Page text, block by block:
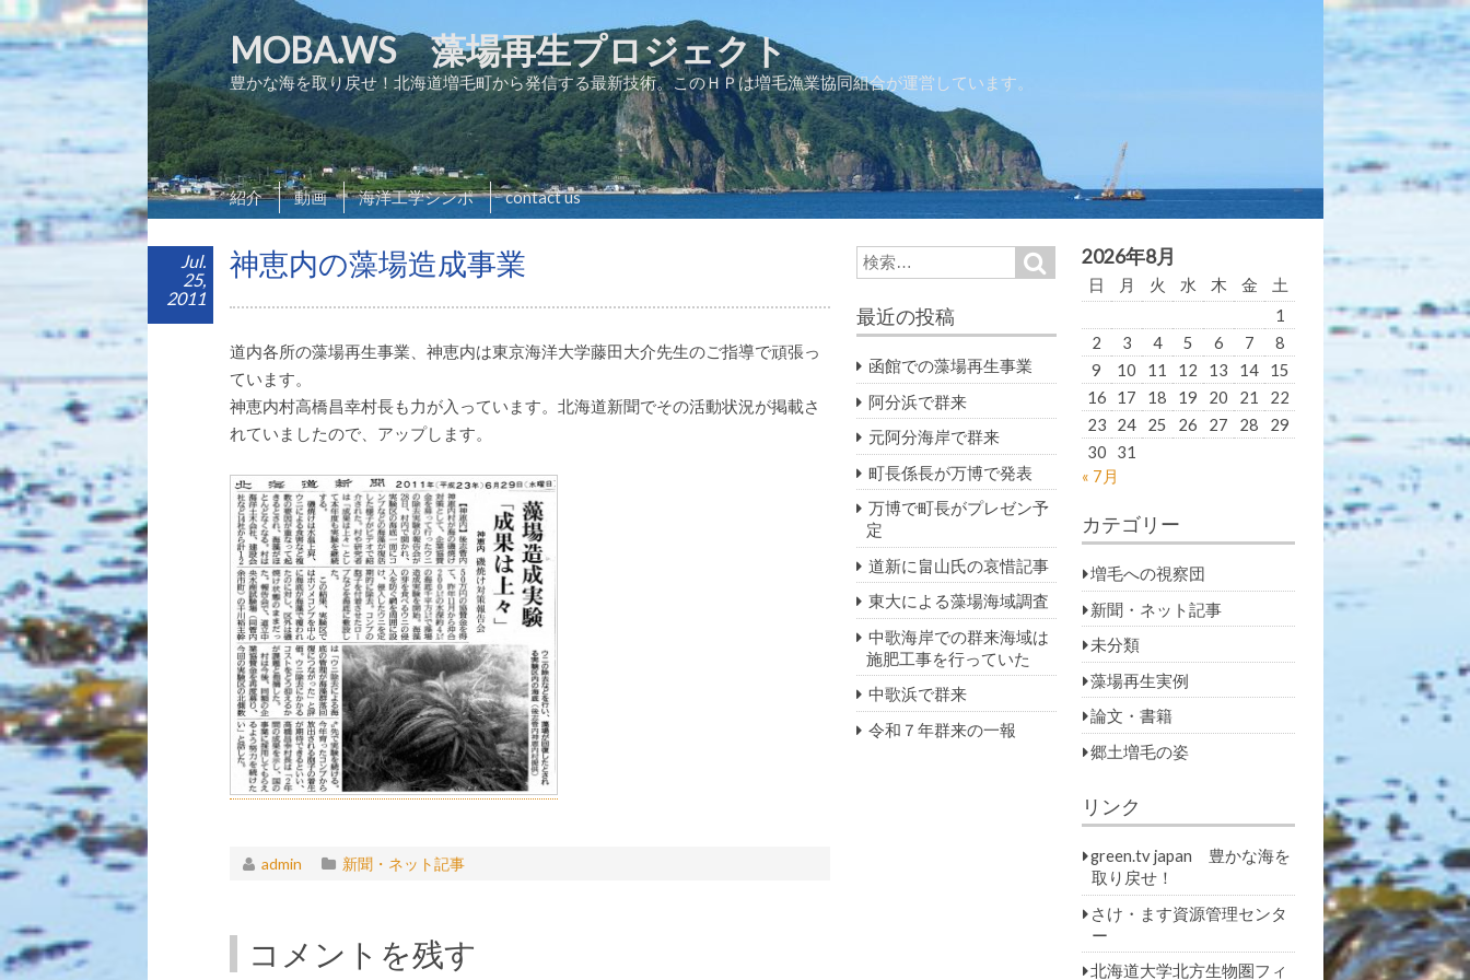
MOBA.WS 藻場再生プロジェクト
豊かな海を取り戻せ！北海道増毛町から発信する最新技術。このＨＰは増毛漁業協同組合が運営しています。
紹介 動画 海洋工学シンポ contact us
神恵内の藻場造成事業
Jul.
25,
2011
道内各所の藻場再生事業、神恵内は東京海洋大学藤田大介先生のご指導で頑張っ
ています。
神恵内村高橋昌幸村長も力が入っています。北海道新聞でその活動状況が掲載さ
れていましたので、アップします。
admin 新聞・ネット記事
コメントを残す
S
e
r
c
h
f
o
r:
h
最近の投稿
函館での藻場再生事業
阿分浜で群来
元阿分海岸で群来
町長係長が万博で発表
万博で町長がプレゼン予
定
道新に畠山氏の哀惜記事
東大による藻場海域調査
中歌海岸での群来海域は
施肥工事を行っていた
中歌浜で群来
令和７年群来の一報
2026年8月
日 月 火 水 木 金
土
1
2
3 4 5 6 7
8
9
10 11 12 13 14
15
16
17 18 19 20 21
22
23
24 25 26 27 28
29
30
31
« 7月
カテゴリー
増毛への視察団
新聞・ネット記事
未分類
藻場再生実例
論文・書籍
郷土増毛の姿
リンク
green.tv japan 豊かな海を
取り戻せ！
さけ・ます資源管理センタ
ー
北海道大学北方生物圏フィ